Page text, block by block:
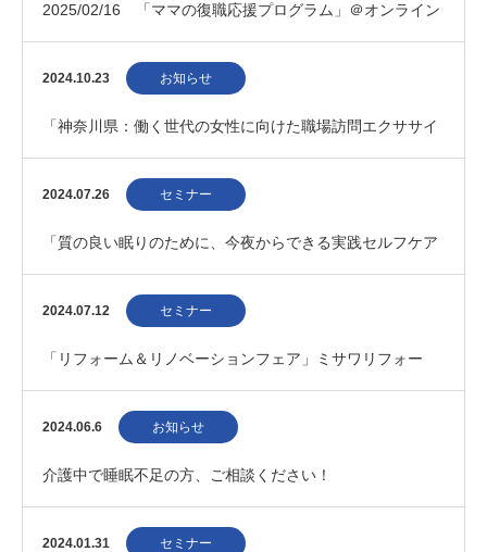
2025/02/16 「ママの復職応援プログラム」＠オンライン
2024.10.23 お知らせ
「神奈川県：働く世代の女性に向けた職場訪問エクササイ
ズ」募集 202410
2024.07.26 セミナー
「質の良い眠りのために、今夜からできる実践セルフケア
３つのポイント」阪神梅田本店 20240820
2024.07.12 セミナー
「リフォーム＆リノベーションフェア」ミサワリフォー
ム 20240720
2024.06.6 お知らせ
介護中で睡眠不足の方、ご相談ください！
2024.01.31 セミナー